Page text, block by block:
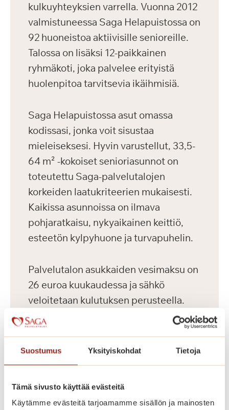
Suostumus Yksityiskohdat Tietoja
Tämä sivusto käyttää evästeitä
Käytämme evästeitä tarjoamamme sisällön ja mainosten
kulkuyhteyksien varrella. Vuonna 2012
valmistuneessa Saga Helapuistossa on
92 huoneistoa aktiivisille senioreille.
Talossa on lisäksi 12-paikkainen
ryhmäkoti, joka palvelee erityistä
huolenpitoa tarvitsevia ikäihmisiä.
Saga Helapuistossa asut omassa
kodissasi, jonka voit sisustaa
mieleiseksesi. Hyvin varustellut, 33,5-
64 m² -kokoiset senioriasunnot on
toteutettu Saga-palvelutalojen
korkeiden laatukriteerien mukaisesti.
Kaikissa asunnoissa on ilmava
pohjaratkaisu, nykyaikainen keittiö,
esteetön kylpyhuone ja turvapuhelin.
Palvelutalon asukkaiden vesimaksu on
26 euroa kuukaudessa ja sähkö
veloitetaan kulutuksen perusteella.
Asukkailla on mahdollisuus vuokrata
autopaikka 75 euron kuukausihintaan.
Saga Helapuiston asukasvalinnoissa
kehittämiskeskuksen (ARA) ohjeita.